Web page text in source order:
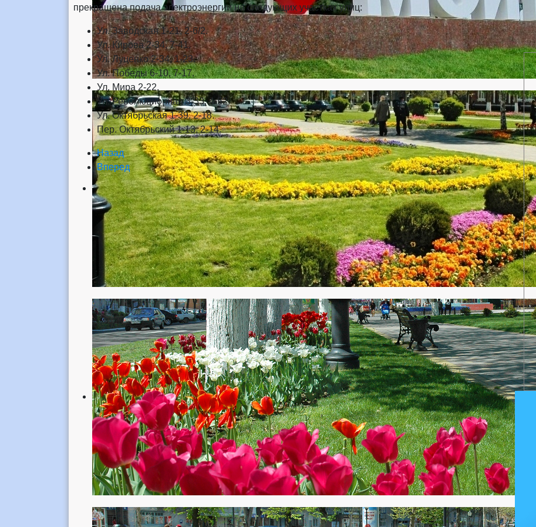
прекращена подача электроэнергии на следующих участках улиц:
Ул. Заводская 1-21, 2-6/2.
Ул. Кирова 2-34, 7-41.
Ул. Луценко 2-34, 1-23.
Ул. Победы 6-10, 7-17.
Ул. Мира 2-22.
Ул. Революционная 3-33, 4-52.
Ул. Октябрьская 1-39, 2-18.
Пер. Октябрьский 1-13, 2-14.
Назад
Вперед